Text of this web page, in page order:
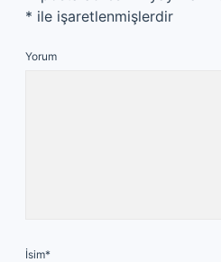
* ile işaretlenmişlerdir
Yorum
İsim*